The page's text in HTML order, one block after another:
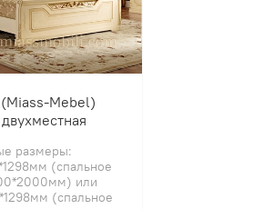
Mebel)
размеры:
(спальное
или
(спальное